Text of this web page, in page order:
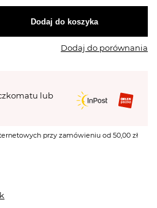
Dodaj do koszyka
Dodaj do porównania
lub
przy zamówieniu od 50,00 zł